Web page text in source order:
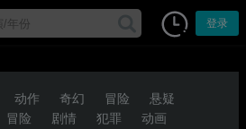
登录
动作 奇幻 冒险
悬疑
冒险 剧情 犯罪 动画